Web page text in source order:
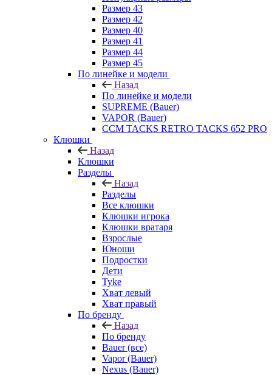
Размер 43
Размер 42
Размер 40
Размер 41
Размер 44
Размер 45
По линейке и модели
Назад
По линейке и модели
SUPREME (Bauer)
VAPOR (Bauer)
CCM TACKS RETRO TACKS 652 PRO
Клюшки
Назад
Клюшки
Разделы
Назад
Разделы
Все клюшки
Клюшки игрока
Клюшки вратаря
Взрослые
Юноши
Подростки
Дети
Tyke
Хват левый
Хват правый
По бренду
Назад
По бренду
Bauer (все)
Vapor (Bauer)
Nexus (Bauer)